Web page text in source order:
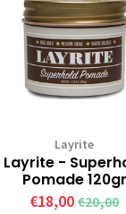
Layrite
Layrite -
Pomade 120gr
€18,00 €20,00